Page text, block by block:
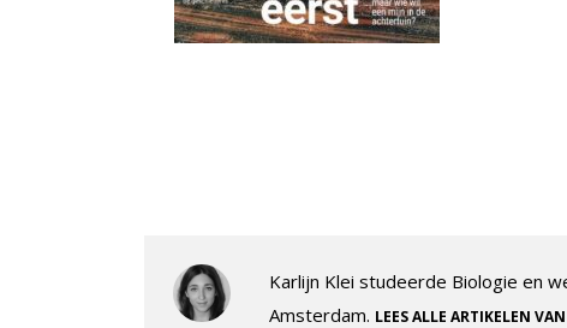
Karlijn Klei studeerde Biologie en
Amsterdam. LEES ALLE ARTIKELEN